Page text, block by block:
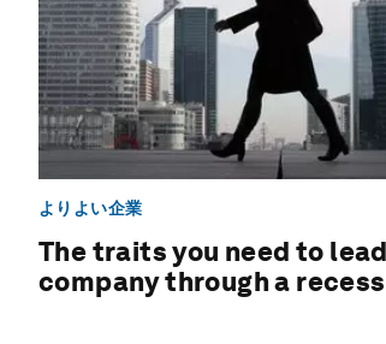
よりよい企業
The traits you need to
company through a